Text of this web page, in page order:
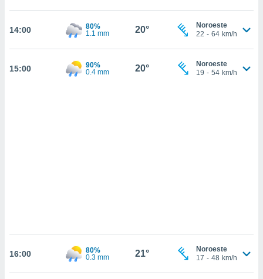
en
más
de
sitio
14:00
80%
1.1 mm
20°
Noroeste
22 - 64 km/h
15:00
90%
0.4 mm
20°
Noroeste
19 - 54 km/h
16:00
80%
0.3 mm
21°
Noroeste
17 - 48 km/h